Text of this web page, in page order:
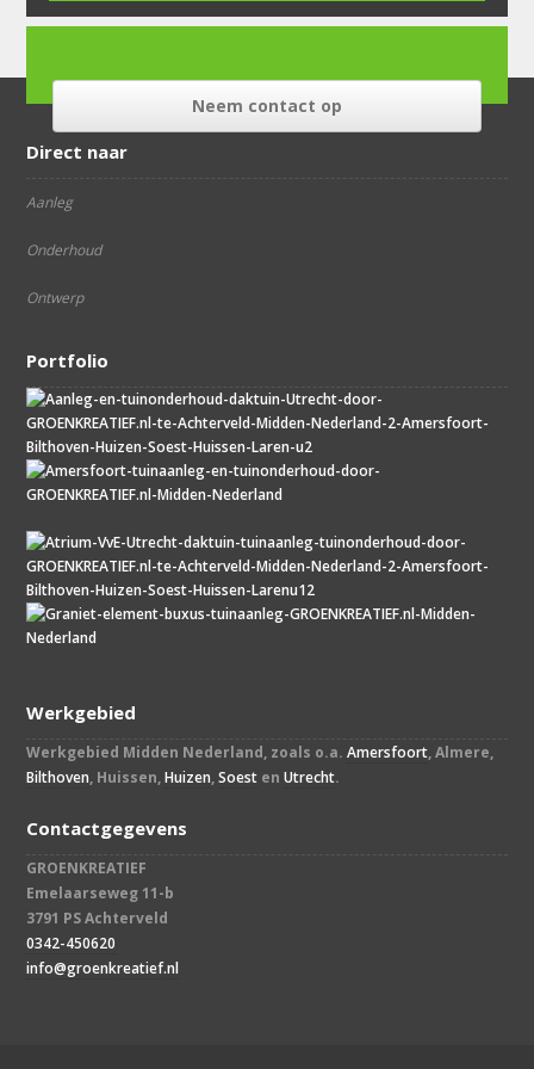
Neem contact op
Direct naar
Aanleg
Onderhoud
Ontwerp
Portfolio
Werkgebied
Werkgebied Midden Nederland, zoals o.a. Amersfoort, Almere,
Bilthoven, Huissen,Huizen,Soest en Utrecht.
Contactgegevens
GROENKREATIEF
Emelaarseweg 11-b
3791 PS Achterveld
0342-450620
info@groenkreatief.nl​